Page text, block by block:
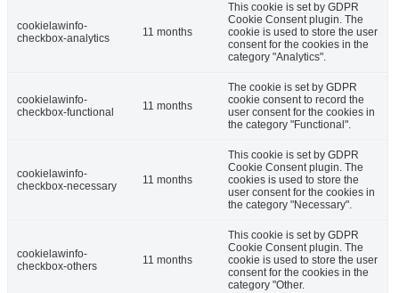
cookielawinfo-
checkbox-analytics
11 months
This cookie is set by GDPR
Cookie Consent plugin. The
cookie is used to store the user
consent for the cookies in the
category "Analytics".
cookielawinfo-
checkbox-functional
11 months
The cookie is set by GDPR
cookie consent to record the
user consent for the cookies in
the category "Functional".
cookielawinfo-
checkbox-necessary
11 months
This cookie is set by GDPR
Cookie Consent plugin. The
cookies is used to store the
user consent for the cookies in
the category "Necessary".
cookielawinfo-
checkbox-others
11 months
This cookie is set by GDPR
Cookie Consent plugin. The
cookie is used to store the user
consent for the cookies in the
category "Other.